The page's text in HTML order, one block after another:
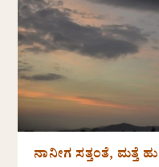
ನಾನೀಗ ಸತ್ತಂತೆ, ಮತ್ತೆ